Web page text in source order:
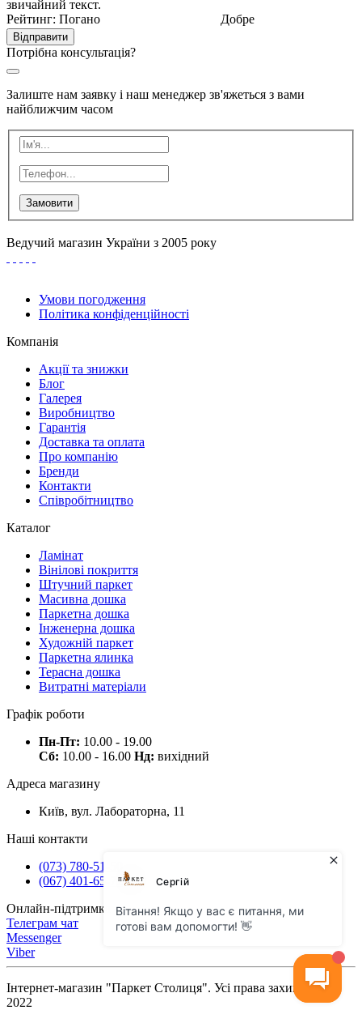
звичайний текст.
Рейтинг: Погано Добре
Відправити
Потрібна консультація?
Залиште нам заявку і наш менеджер зв'яжеться з вами
найближчим часом
Замовити
Ведучий магазин України з 2005 року
Умови погодження
Політика конфіденційності
Компанія
Акції та знижки
Блог
Галерея
Виробництво
Гарантія
Доставка та оплата
Про компанію
Бренди
Контакти
Співробітництво
Каталог
Ламінат
Вінілові покриття
Штучний паркет
Масивна дошка
Паркетна дошка
Інженерна дошка
Художній паркет
Паркетна ялинка
Терасна дошка
Витратні матеріали
Графік роботи
Пн-Пт: 10.00 - 19.00
Сб: 10.00 - 16.00 Нд: вихідний
Адреса магазину
Київ, вул. Лабораторна, 11
Наші контакти
(073) 780-51-50
(067) 401-65-71
Онлайн-підтримка
Телеграм чат
Messenger
Viber
Інтернет-магазин "Паркет Столиця". Усі права захищено ©
2022